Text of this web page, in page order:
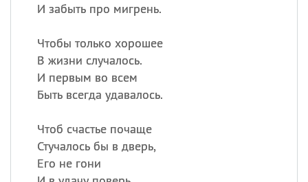
И забыть про мигрень.
Чтобы только хорошее
В жизни случалось.
И первым во всем
Быть всегда удавалось.
Чтоб счастье почаще
Стучалось бы в дверь,
Его не гони